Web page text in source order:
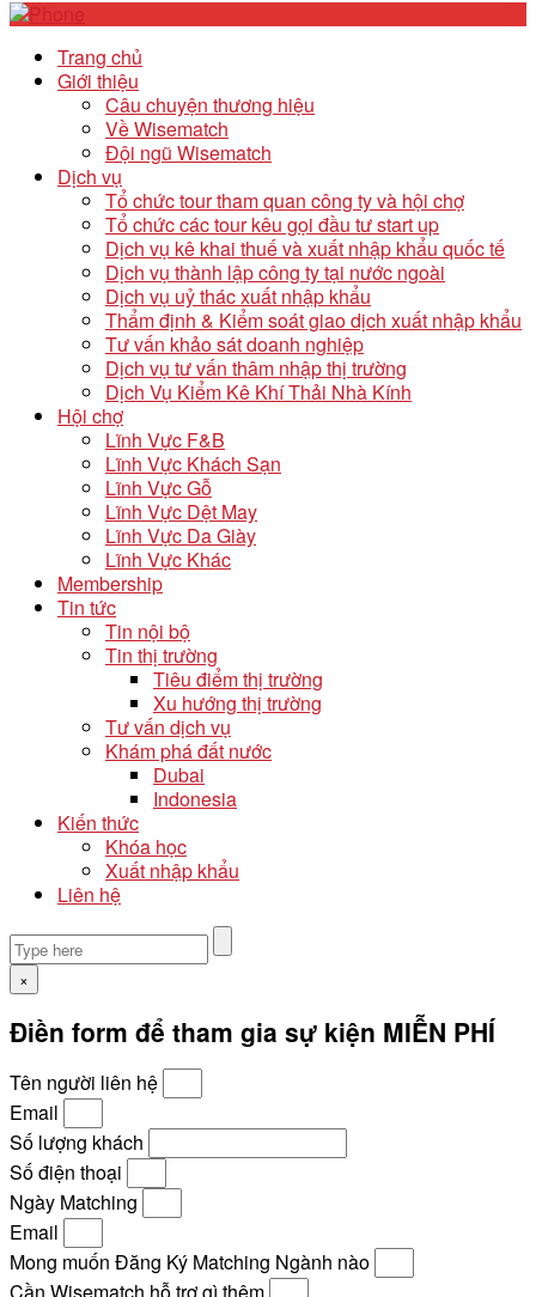
Trang chủ
Giới thiệu
Câu chuyện thương hiệu
Về Wisematch
Đội ngũ Wisematch
Dịch vụ
Tổ chức tour tham quan công ty và hội chợ
Tổ chức các tour kêu gọi đầu tư start up
Dịch vụ kê khai thuế và xuất nhập khẩu quốc tế
Dịch vụ thành lập công ty tại nước ngoài
Dịch vụ uỷ thác xuất nhập khẩu
Thẩm định & Kiểm soát giao dịch xuất nhập khẩu
Tư vấn khảo sát doanh nghiệp
Dịch vụ tư vấn thâm nhập thị trường
Dịch Vụ Kiểm Kê Khí Thải Nhà Kính
Hội chợ
Lĩnh Vực F&B
Lĩnh Vực Khách Sạn
Lĩnh Vực Gỗ
Lĩnh Vực Dệt May
Lĩnh Vực Da Giày
Lĩnh Vực Khác
Membership
Tin tức
Tin nội bộ
Tin thị trường
Tiêu điểm thị trường
Xu hướng thị trường
Tư vấn dịch vụ
Khám phá đất nước
Dubai
Indonesia
Kiến thức
Khóa học
Xuất nhập khẩu
Liên hệ
×
Điền form để tham gia sự kiện MIỄN PHÍ
Tên người liên hệ
Email
Số lượng khách
Số điện thoại
Ngày Matching
Email
Mong muốn Đăng Ký Matching Ngành nào